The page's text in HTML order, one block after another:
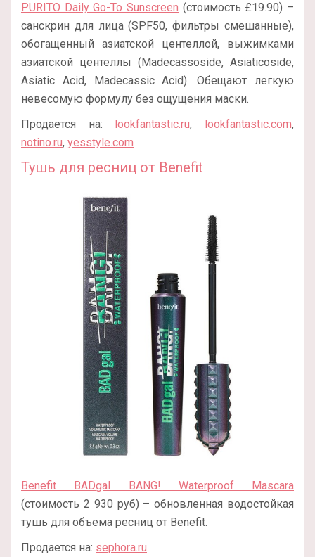
PURITO Daily Go-To Sunscreen (стоимость £19.90) –
санскрин для лица (SPF50, фильтры смешанные),
обогащенный азиатской центеллой, выжимками
азиатской центеллы (Madecassoside, Asiaticoside,
Asiatic Acid, Madecassic Acid). Обещают легкую
невесомую формулу без ощущения маски.
Продается на:
lookfantastic.ru, lookfantastic.com,
notino.ru, yesstyle.com
Тушь для ресниц от Benefit
Benefit BADgal BANG! Waterproof Mascara
(стоимость 2 930 руб) – обновленная водостойкая
тушь для объема ресниц от Benefit.
Продается на: sephora.ru